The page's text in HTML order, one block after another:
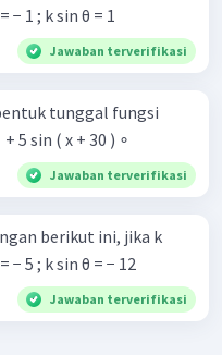
≤ 36 0 ∘ k cos θ = − 1 ; k sin θ = 1
Jawaban terverifikasi
tunggal fungsi
) ∘ + 5 sin ( x + 30 ) ∘
Jawaban terverifikasi
berikut ini, jika k
≤ 36 0 ∘ k cos θ = − 5 ; k sin θ = − 12
Jawaban terverifikasi